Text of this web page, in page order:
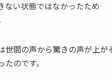
ない状態ではなかったため
世間の声から驚きの声が上が
のです。